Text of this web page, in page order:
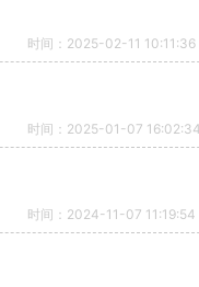
时间：2025-02-11 10:11:36
时间：2025-01-07 16:02:34
时间：2024-11-07 11:19:54